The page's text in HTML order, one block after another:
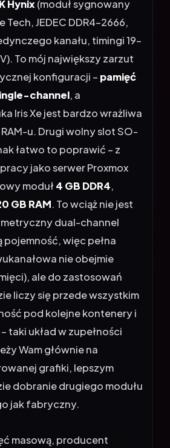
Hynix(moduł sygnowany
Tech, JEDEC DDR4-2666,
kanału, timingi 19-
To mój największy zarzut
konfiguracji – pamięć
channel, a
Iris Xe jest bardzo wrażliwa
u. Drugi wolny slot SO-
łatwo to poprawić – z
jako serwer Proxmox
moduł 4 GB DDR4,
GB RAM. To wciąż nie jest
dual-channel
pojemność, więc pełna
nie obejmie
ale do zastosowań
liczy się przede wszystkim
pod kolejne kontenery i
taki układ w zupełności
Wam głównie na
grafiki, lepszym
dobranie drugiego modułu
jak fabryczny.
masową, producent